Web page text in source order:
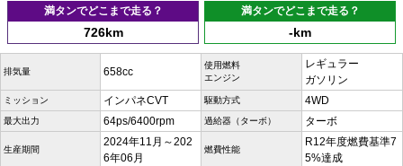
満タンでどこまで走る？
726km
満タンでどこまで走る？
-km
排気量 658cc
使用燃料
エンジン
レギュラー
ガソリン
ミッション インパネCVT 駆動方式 4WD
最大出力 64ps/6400rpm 過給器（ターボ） ターボ
生産期間
2024年11月～202
6年06月
燃費性能
R12年度燃費基準7
5%達成